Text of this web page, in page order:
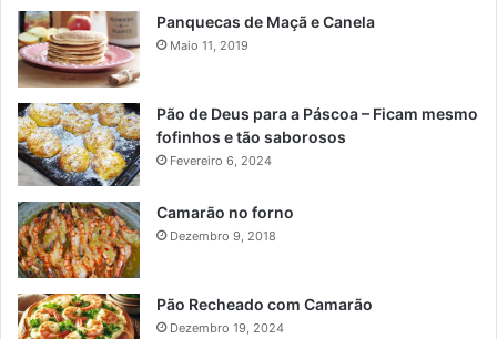
Panquecas de Maçã e Canela
Maio 11, 2019
Pão de Deus para a Páscoa – Ficam mesmo
fofinhos e tão saborosos
Fevereiro 6, 2024
Camarão no forno
Dezembro 9, 2018
Pão Recheado com Camarão
Dezembro 19, 2024